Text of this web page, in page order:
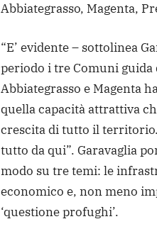
Abbiategrasso, Magenta,
“E’ evidente – sottolinea
periodo i tre Comuni guida
Abbiategrasso e Magenta
quella capacità attrattiva
crescita di tutto il
tutto da qui”. Garavaglia
modo su tre temi: le
economico e, non meno
‘questione profughi’.